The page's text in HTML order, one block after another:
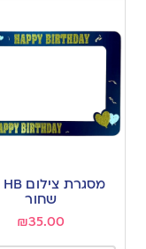
שחור
₪35.00